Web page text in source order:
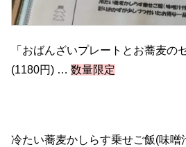
「おばんざいプレートとお蕎麦の
(1180円) … 数量限定
冷たい蕎麦かしらす乗せご飯(味噌